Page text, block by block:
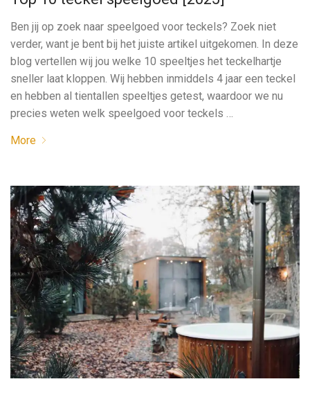
Ben jij op zoek naar speelgoed voor teckels? Zoek niet
verder, want je bent bij het juiste artikel uitgekomen. In deze
blog vertellen wij jou welke 10 speeltjes het teckelhartje
sneller laat kloppen. Wij hebben inmiddels 4 jaar een teckel
en hebben al tientallen speeltjes getest, waardoor we nu
precies weten welk speelgoed voor teckels …
More